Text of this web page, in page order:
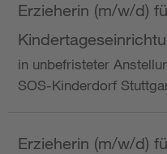
Erzieherin (m/w/d)
in unbefristeter
SOS-Kinderdorf
Erzieherin (m/w/d)